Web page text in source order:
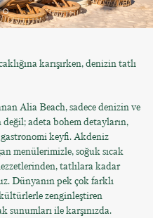
karışırken, denizin tatlı
Alia Beach, sadece denizin ve
değil; adeta bohem detayların,
keyfi. Akdeniz
menülerimizle, soğuk sıcak
tatlılara kadar
Dünyanın pek çok farklı
zenginleştiren
sunumları ile karşınızda.